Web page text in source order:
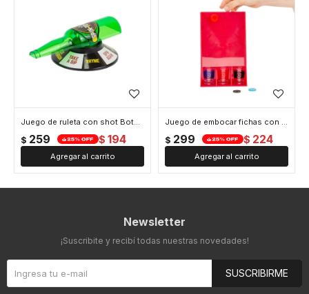
Juego de ruleta con shot Botella
$ 259 $ 194
Juego de embocar fichas con shots Tiro de suerte
$ 299 $ 224
Newsletter
¡Suscribite y recibí todas nuestras novedades!
SUSCRIBIRME